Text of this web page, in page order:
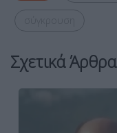
Σχετικά Άρθρα